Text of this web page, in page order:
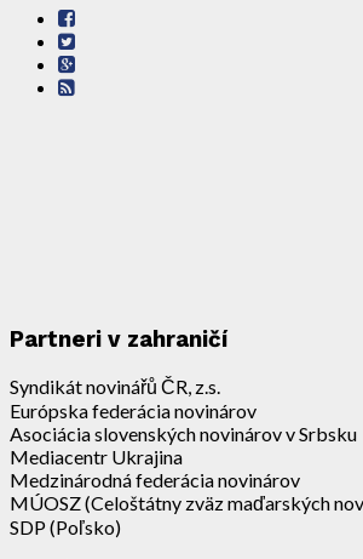
Partneri v zahraničí
Syndikát novinářů ČR, z.s.
Európska federácia novinárov
Asociácia slovenských novinárov v Srbsku
Mediacentr Ukrajina
Medzinárodná federácia novinárov
MÚOSZ (Celoštátny zväz maďarských
SDP (Poľsko)